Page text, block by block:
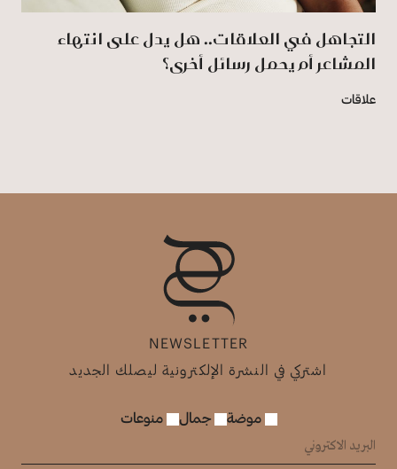
التجاهل في العلاقات.. هل يدل على انتهاء
المشاعر أم يحمل رسائل أخرى؟
علاقات
NEWSLETTER
اشتركي في النشرة الإلكترونية ليصلك الجديد
موضة جمال منوعات